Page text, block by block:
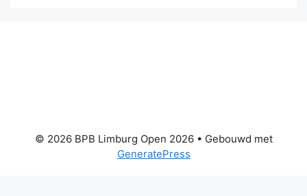
© 2026 BPB Limburg Open 2026• Gebouwd met
GeneratePress